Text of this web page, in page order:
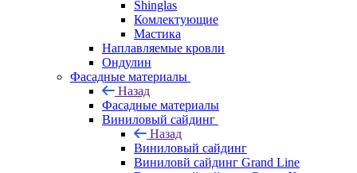
Shinglas
Комлектующие
Мастика
Наплавляемые кровли
Ондулин
Фасадные материалы
Назад
Фасадные материалы
Виниловый сайдинг
Назад
Виниловый сайдинг
Виниловй сайдинг Grand Line